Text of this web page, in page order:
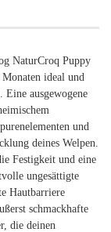
NaturCroq Puppy
ideal und
Eine ausgewogene
und
deines Welpen.
Festigkeit und eine
ungesättigte
Hautbarriere
schmackhafte
die deinen